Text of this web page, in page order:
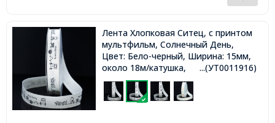
Лента Хлопковая Ситец, с принтом
мультфильм, Солнечный День,
Цвет: Бело-черный, Ширина: 15мм,
около 18м/катушка,
...(УТ0011916)